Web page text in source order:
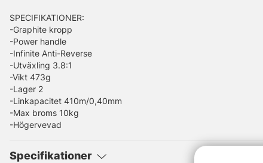
SPECIFIKATIONER:
-Graphite kropp
-Power handle
-Infinite Anti-Reverse
-Utväxling 3.8:1
-Vikt 473g
-Lager 2
-Linkapacitet 410m/0,40mm
-Max broms 10kg
-Högervevad
Specifikationer